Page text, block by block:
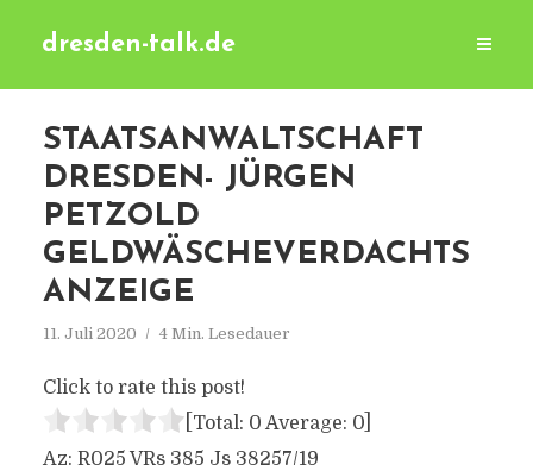
dresden-talk.de
STAATSANWALTSCHAFT
DRESDEN- JÜRGEN
PETZOLD
GELDWÄSCHEVERDACHTS
ANZEIGE
11. Juli 2020 4 Min. Lesedauer
Click to rate this post!
[Total: 0 Average: 0]
Az: R025 VRs 385 Js 38257/19